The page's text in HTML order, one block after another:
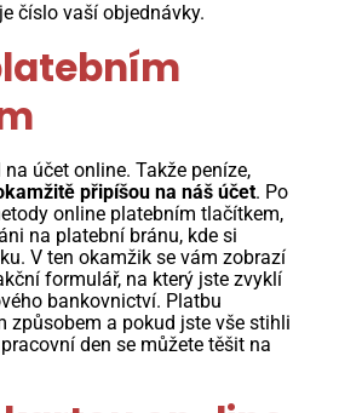
číslo vaší objednávky.
účet online. Takže peníze,
připíšou na náš účet. Po
online platebním tlačítkem,
na platební bránu, kde si
V ten okamžik se vám zobrazí
formulář, na který jste zvyklí
bankovnictví. Platbu
způsobem a pokud jste vše stihli
den se můžete těšit na